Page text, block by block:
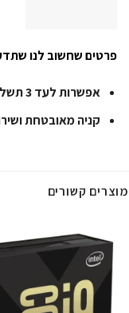
פרטים שחשוב לנו
אפשרות לעד 3 תשלומים
קניה מאובטחת
מוצרים קשורים